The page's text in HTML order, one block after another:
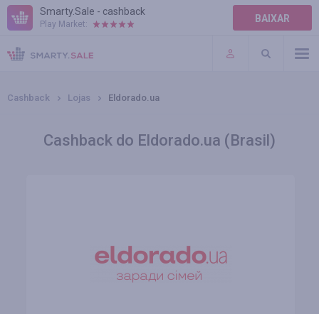
Smarty.Sale - cashback
Play Market: BAIXAR
AJUDA
TERMOS DE USO
Cashback Lojas Eldorado.ua
Cashback do Eldorado.ua (Brasil)